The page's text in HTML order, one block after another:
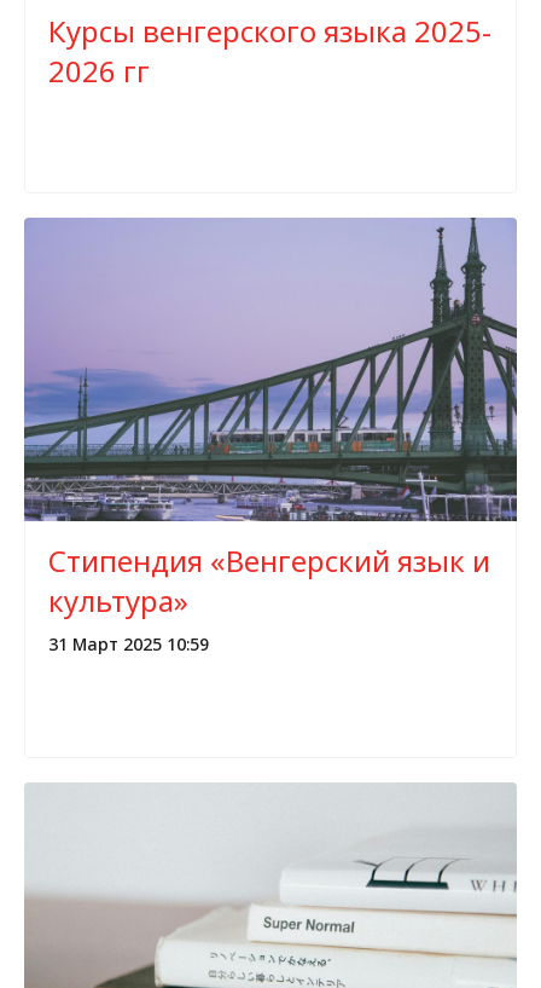
Курсы венгерского языка 2025-
2026 гг
Стипендия «Венгерский язык и
культура»
31 Март 2025 10:59